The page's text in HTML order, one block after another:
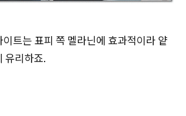
트는 표피 쪽 멜라닌에 효과적이라 얕
유리하죠.